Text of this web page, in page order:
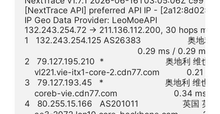
[NextTrace API] preferred API IP -
IP Geo Data Provider: LeoMoeAPI
132.243.254.72 -> 211.136.112.200, 30 hops
1   132.243.254.125 AS26383                   奥地利
0.29 ms / 0.29
2   79.127.195.210  *                         奥地利 维
vl221.vie-itx1-core-2.cdn77.com           0.21
3   79.127.193.45   *                         奥地利 维
coreb-vie.cdn77.com                       0.34 ms
4   80.255.15.166   AS201011                  英国 英